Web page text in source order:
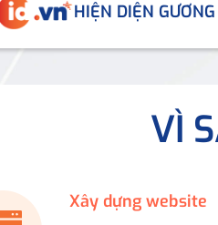
HIỆN DIỆN
VÌ
Xây dựng website